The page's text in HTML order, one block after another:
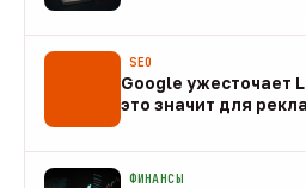
SEO
Google ужесточает
это значит для
ФИНАНСЫ